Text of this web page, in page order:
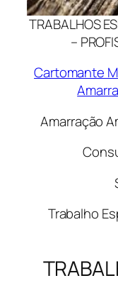
TRABALHOS
–
Cartomante
Amarração
Trabalho